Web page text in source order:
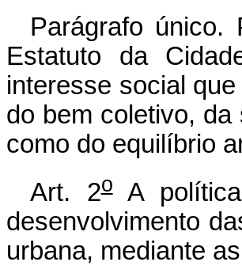
Parágrafo único.
Estatuto da
interesse social
do bem coletivo,
como do equilíbrio
Art. 2oA política
desenvolvimento
urbana, mediante